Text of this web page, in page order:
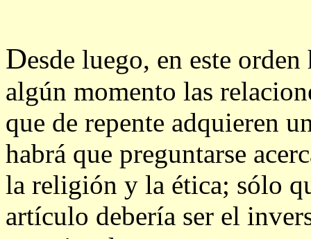
Desde luego, en este
algún momento las
que de repente adquieren
habrá que preguntarse
la religión y la ética; sólo
artículo debería ser el